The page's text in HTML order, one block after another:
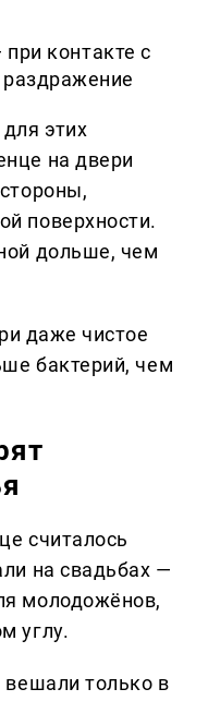
при контакте с
этих
на двери
поверхности.
дольше, чем
даже чистое
бактерий, чем
считалось
на свадьбах —
молодожёнов,
углу.
вешали только в